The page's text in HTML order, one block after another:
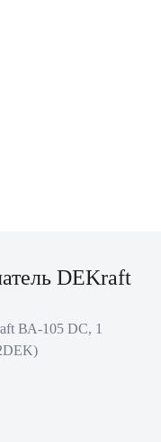
DEKraft
ВА-105 DC, 1